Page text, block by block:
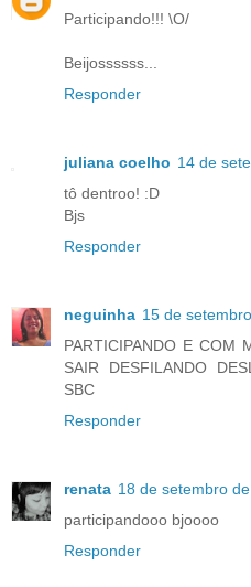
Participando!!! \O/
Beijossssss...
Responder
juliana coelho 14 de
tô dentroo! :D
Bjs
Responder
neguinha 15 de
PARTICIPANDO E COM
SAIR DESFILANDO
SBC
Responder
renata 18 de setembro
participandooo bjoooo
Responder